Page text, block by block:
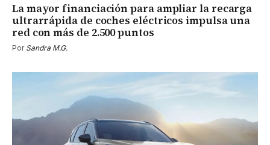
La mayor financiación para ampliar la recarga
ultrarrápida de coches eléctricos impulsa una
red con más de 2.500 puntos
Por Sandra M.G.